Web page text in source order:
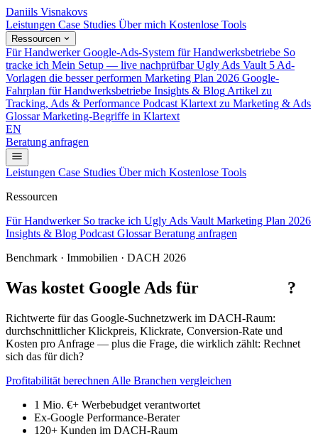
Daniils Visnakovs
Leistungen Case Studies Über mich Kostenlose Tools
Ressourcen
Für Handwerker Google-Ads-System für Handwerksbetriebe So
tracke ich Mein Setup — live nachprüfbar Ugly Ads Vault 5 Ad-
Vorlagen die besser performen Marketing Plan 2026 Google-
Fahrplan für Handwerksbetriebe Insights & Blog Artikel zu
Tracking, Ads & Performance Podcast Klartext zu Marketing & Ads
Glossar Marketing-Begriffe in Klartext
EN
Beratung anfragen
Leistungen Case Studies Über mich Kostenlose Tools
Ressourcen
Für Handwerker So tracke ich Ugly Ads Vault Marketing Plan 2026
Insights & Blog Podcast GlossarBeratung anfragen
Benchmark · Immobilien · DACH 2026
Was kostet Google Ads für ?
Richtwerte für das Google-Suchnetzwerk im DACH-Raum:
durchschnittlicher Klickpreis, Klickrate, Conversion-Rate und
Kosten pro Anfrage — plus die Frage, die wirklich zählt: Rechnet
sich das für dich?
Profitabilität berechnen Alle Branchen vergleichen
1 Mio. €+ Werbebudget verantwortet
Ex-Google Performance-Berater
120+ Kunden im DACH-Raum